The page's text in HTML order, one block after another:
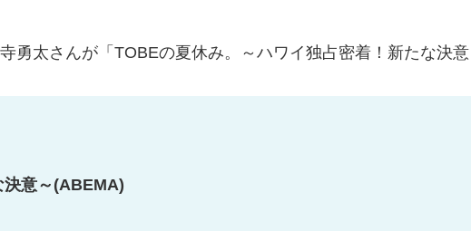
勇太さんが「TOBEの夏休み。～ハワイ独占密着！新たな決意
意～(ABEMA)